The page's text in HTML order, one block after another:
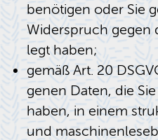
be­nö­ti­gen oder Sie
Wi­der­spruch gegen
legt haben;
gemäß Art. 20
ge­nen Daten, die
haben, in einem
und